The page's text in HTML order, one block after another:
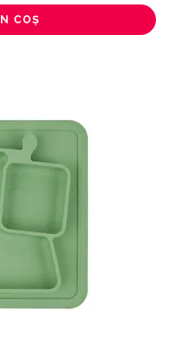
COȘ